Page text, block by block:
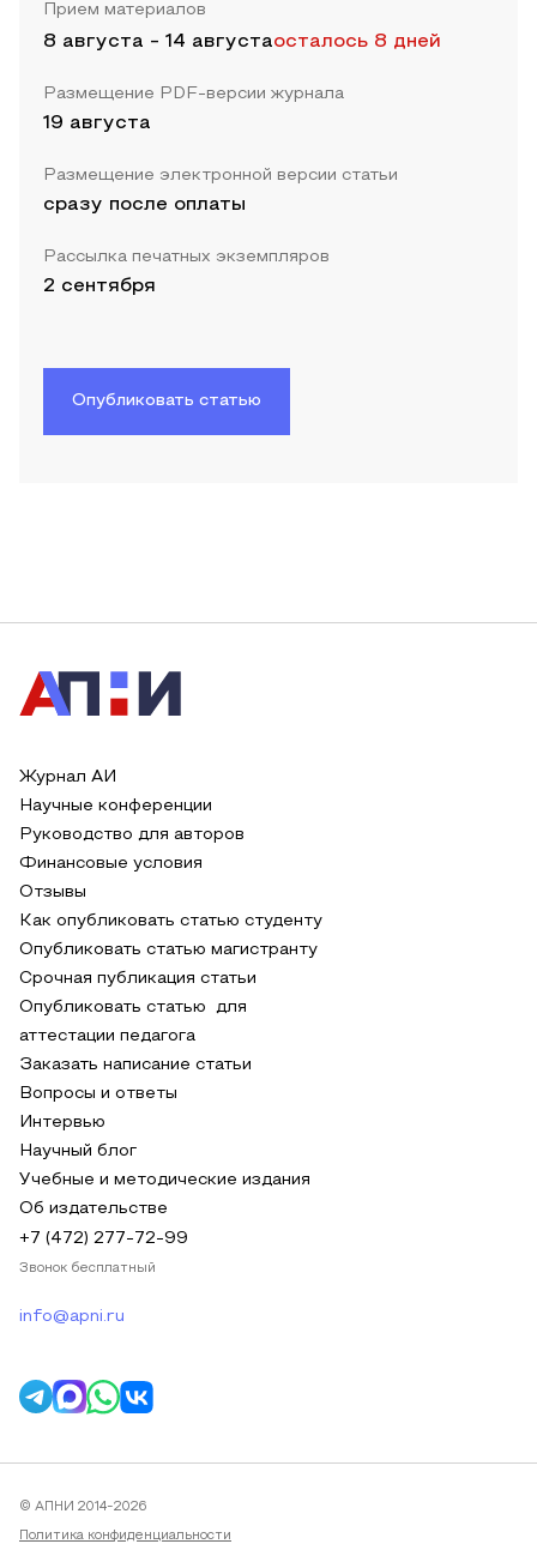
Прием материалов
8 августа - 14 августаосталось 8 дней
Размещение PDF-версии журнала
19 августа
Размещение электронной версии статьи
сразу после оплаты
Рассылка печатных экземпляров
2 сентября
Опубликовать статью
Журнал АИ
Научные конференции
Руководство для авторов
Финансовые условия
Отзывы
Как опубликовать статью студенту
Опубликовать статью магистранту
Срочная публикация статьи
Опубликовать статью для
аттестации педагога
Заказать написание статьи
Вопросы и ответы
Интервью
Научный блог
Учебные и методические издания
Об издательстве
+7 (472) 277-72-99
Звонок бесплатный
info@apni.ru
© АПНИ 2014-2026
Политика конфиденциальности